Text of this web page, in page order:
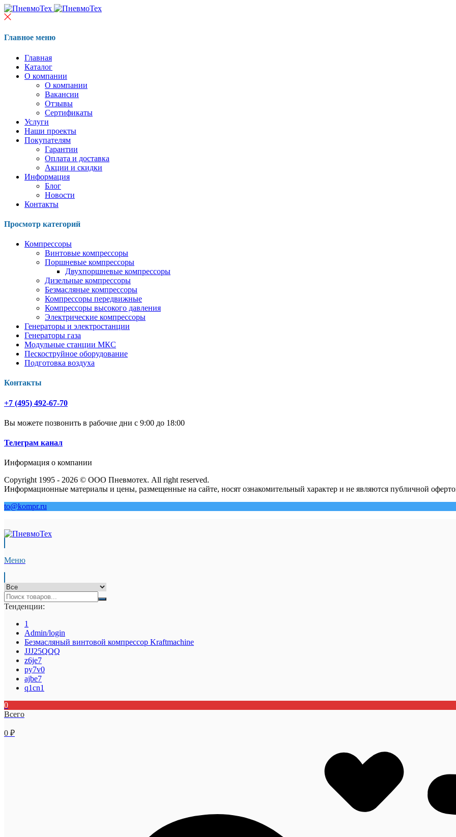
Главное меню
Главная
Каталог
О компании
О компании
Вакансии
Отзывы
Сертификаты
Услуги
Наши проекты
Покупателям
Гарантии
Оплата и доставка
Акции и скидки
Информация
Блог
Новости
Контакты
Просмотр категорий
Компрессоры
Винтовые компрессоры
Поршневые компрессоры
Двухпоршневые компрессоры
Дизельные компрессоры
Безмасляные компрессоры
Компрессоры передвижные
Компрессоры высокого давления
Электрические компрессоры
Генераторы и электростанции
Генераторы газа
Модульные станции МКС
Пескоструйное оборудование
Подготовка воздуха
Контакты
+7 (495) 492-67-70
Вы можете позвонить в рабочие дни с 9:00 до 18:00
Телеграм канал
Информация о компании
Copyright 1995 - 2026 © ООО Пневмотех. All right reserved.
Информационные материалы и цены, размещенные на сайте, носят ознакомительный характер и не являются публичной
to@kompr.ru
Меню
Тенденции:
1
Admin/login
Безмасляный винтовой компрессор Kraftmaсhine
JJJ25QQQ
z6je7
py7v0
ajbe7
q1cn1
0
Всего
0 ₽